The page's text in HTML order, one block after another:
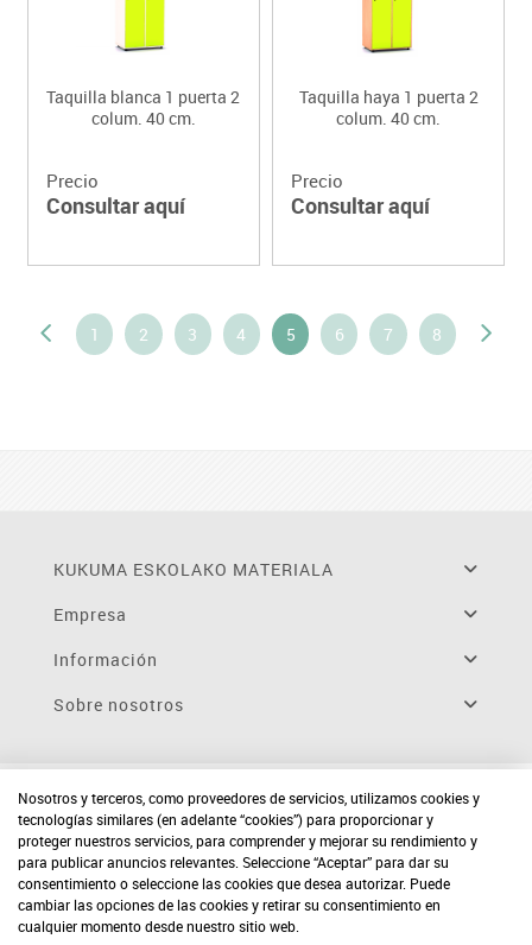
Taquilla blanca 1 puerta 2
colum. 40 cm.
Precio
Consultar aquí
Taquilla haya 1 puerta 2
colum. 40 cm.
Precio
Consultar aquí
1 2 3 4 5 6 7 8
KUKUMA ESKOLAKO MATERIALA
Empresa
Información
Sobre nosotros
Nosotros y terceros, como proveedores de servicios, utilizamos cookies y
tecnologías similares (en adelante “cookies”) para proporcionar y
proteger nuestros servicios, para comprender y mejorar su rendimiento y
para publicar anuncios relevantes. Seleccione “Aceptar” para dar su
consentimiento o seleccione las cookies que desea autorizar. Puede
cambiar las opciones de las cookies y retirar su consentimiento en
cualquier momento desde nuestro sitio web.